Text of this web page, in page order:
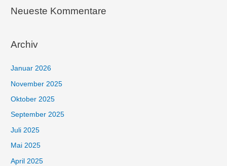
Neueste Kommentare
Archiv
Januar 2026
November 2025
Oktober 2025
September 2025
Juli 2025
Mai 2025
April 2025